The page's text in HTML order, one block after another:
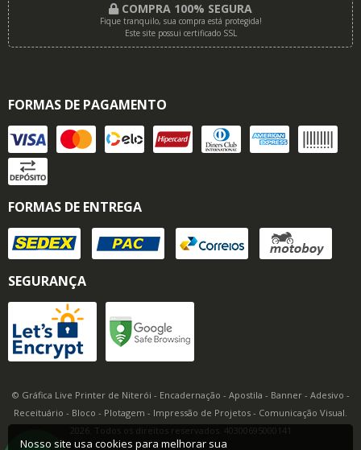
COMPRA 100% SEGURA
Fique tranquilo, sua compra está protegida!
Este site possui certificado SSL
FORMAS DE PAGAMENTO
FORMAS DE ENTREGA
SEGURANÇA
© Gráfica Live Printer de Niterói - Encadernação - Apostila - Banner - Adesivo -
Receituário - Bloco - Plotagem - Impressão de Projetos - Comunicação Visual.
2026. Todos os direitos reservados. 40300695000141
Nosso site usa cookies para melhorar sua